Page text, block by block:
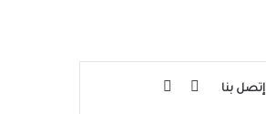
إتصل بنا إضافة عمود جانبي